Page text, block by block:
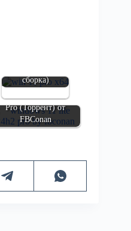
сборка)
Windows 11 Lite 24H2
Pro (Торрент) от
FBConan